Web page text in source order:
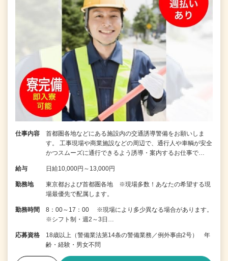
仕事内容
首都圏各地などにある施設内の交通誘導警備をお願いしま
す。 工事現場や商業施設などの周辺で、通行人や車輌が安全
かつスムーズに通行できるよう誘導・案内するお仕事で…
給与 日給10,000円～13,000円
勤務地
東京都および首都圏各地 ※現場多数！あなたの希望する現
場最優先で配属します。
勤務時間
8：00～17：00 ※現場により多少異なる場合があります。
※シフト制・週2～3日…
応募資格
18歳以上（警備業法第14条の警備業務／例外事由2号） 年
齢・経験・男女不問